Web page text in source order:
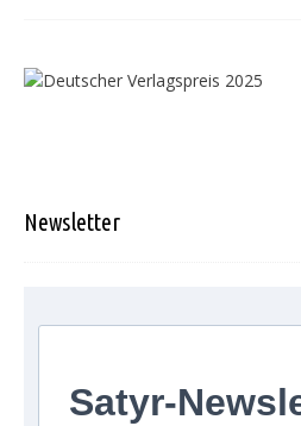
Newsletter
Satyr-